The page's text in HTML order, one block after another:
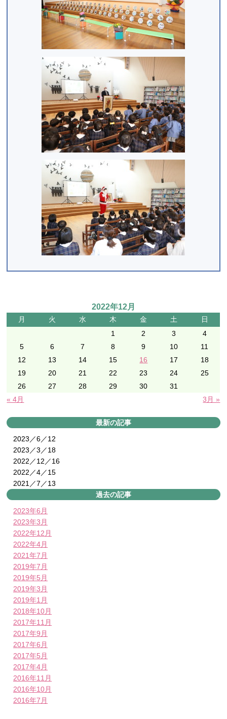
2022年12月
月 火 水 木 金 土 日
« 4月 3月 »
1 2 3
4
5
6 7 8 9 10
11
12
13 14 15 16 17
18
19
20 21 22 23 24
25
26
27 28 29 30 31
最新の記事
2023／6／12
2023／3／18
2022／12／16
2022／4／15
2021／7／13
過去の記事
2023年6月
2023年3月
2022年12月
2022年4月
2021年7月
2019年7月
2019年5月
2019年3月
2019年1月
2018年10月
2017年11月
2017年9月
2017年6月
2017年5月
2017年4月
2016年11月
2016年10月
2016年7月